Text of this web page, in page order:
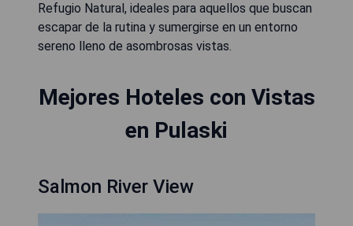
Refugio Natural, ideales para aquellos que buscan
escapar de la rutina y sumergirse en un entorno
sereno lleno de asombrosas vistas.
Mejores Hoteles con Vistas
en Pulaski
Salmon River View